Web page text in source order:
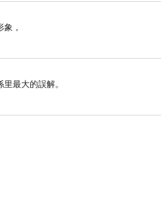
，
最大的誤解。